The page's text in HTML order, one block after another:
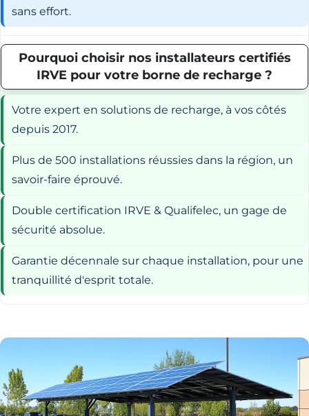
sans effort.
Pourquoi choisir nos installateurs certifiés
IRVE pour votre borne de recharge ?
Votre expert en solutions de recharge, à vos côtés
depuis 2017.
Plus de 500 installations réussies dans la région, un
savoir-faire éprouvé.
Double certification IRVE & Qualifelec, un gage de
sécurité absolue.
Garantie décennale sur chaque installation, pour une
tranquillité d'esprit totale.